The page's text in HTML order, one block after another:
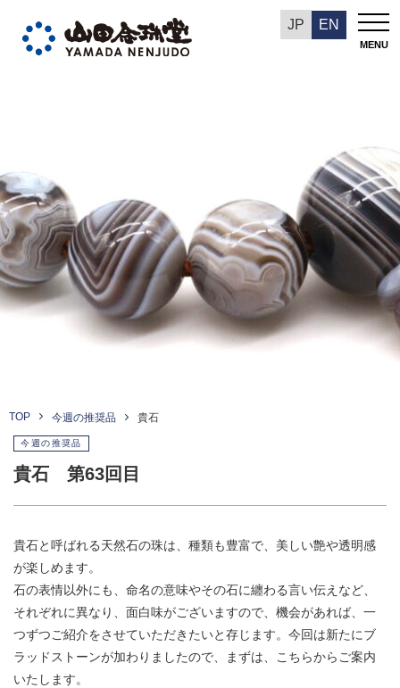
JP EN
MENU
今週の推奨品
TOP 今週の推奨品 貴石
今週の推奨品
貴石 第63回目
貴石と呼ばれる天然石の珠は、種類も豊富で、美しい艶や透明感
が楽しめます。
石の表情以外にも、命名の意味やその石に纏わる言い伝えなど、
それぞれに異なり、面白味がございますので、機会があれば、一
つずつご紹介をさせていただきたいと存じます。今回は新たにブ
ラッドストーンが加わりましたので、まずは、こちらからご案内
いたします。